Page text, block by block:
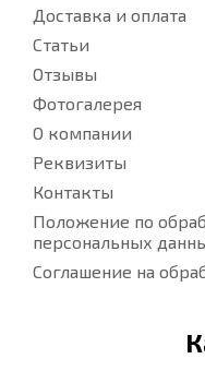
Доставка и оплата
Статьи
Отзывы
Фотогалерея
О компании
Реквизиты
Контакты
Положение по
персональных
Соглашение на